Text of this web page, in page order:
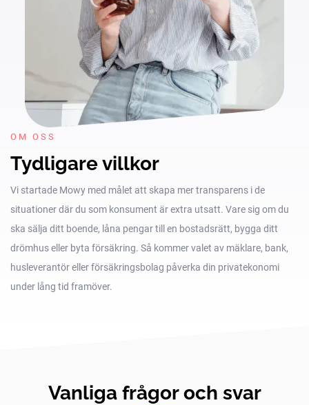
OM OSS
Tydligare villkor
Vi startade Mowy med målet att skapa mer transparens i de
situationer där du som konsument är extra utsatt. Vare sig om du
ska sälja ditt boende, låna pengar till en bostadsrätt, bygga ditt
drömhus eller byta försäkring. Så kommer valet av mäklare, bank,
husleverantör eller försäkringsbolag påverka din privatekonomi
under lång tid framöver.
Vanliga frågor och svar